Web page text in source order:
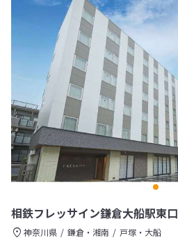
相鉄フレッサイン鎌倉大船駅東口
神奈川県 鎌倉・湘南 戸塚・大船